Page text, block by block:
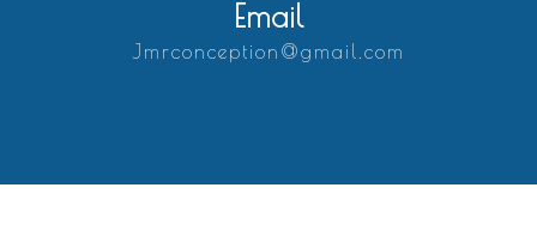
Email
jmrconception@gmail.com